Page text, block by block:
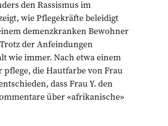
den Rassismus im
wie Pflegekräfte beleidigt
demenzkranken Bewohner
der Anfeindungen
wie immer. Nach etwa einem
die Hautfarbe von Frau
dass Frau Y. den
über «afrikanische»